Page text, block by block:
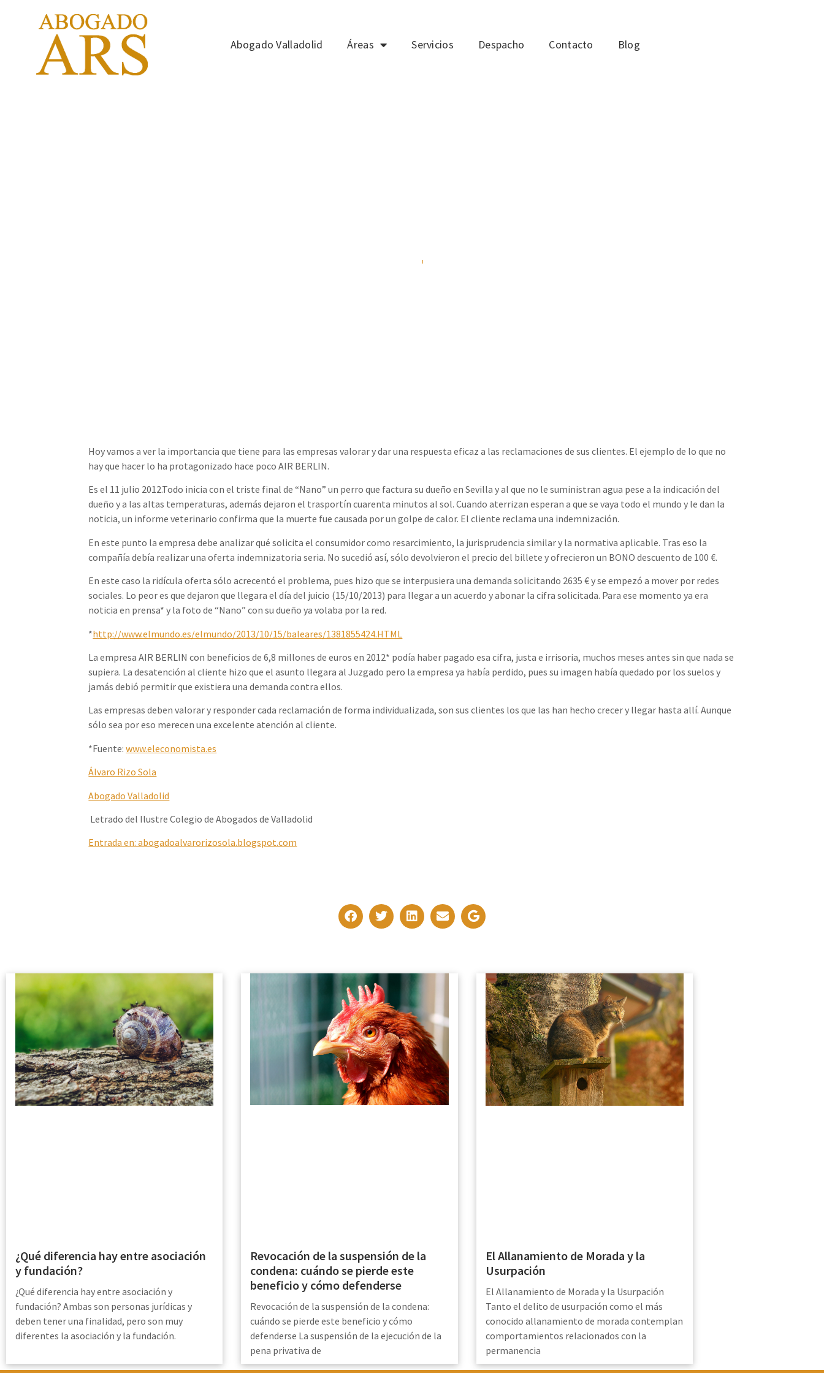
Abogado Valladolid Áreas Servicios Despacho Contacto Blog
Hoy vamos a ver la importancia que tiene para las empresas valorar y dar una respuesta eficaz a las reclamaciones de sus clientes. El ejemplo de lo que no
hay que hacer lo ha protagonizado hace poco AIR BERLIN.
Es el 11 julio 2012.Todo inicia con el triste final de “Nano” un perro que factura su dueño en Sevilla y al que no le suministran agua pese a la indicación del
dueño y a las altas temperaturas, además dejaron el trasportín cuarenta minutos al sol. Cuando aterrizan esperan a que se vaya todo el mundo y le dan la
noticia, un informe veterinario confirma que la muerte fue causada por un golpe de calor. El cliente reclama una indemnización.
En este punto la empresa debe analizar qué solicita el consumidor como resarcimiento, la jurisprudencia similar y la normativa aplicable. Tras eso la
compañía debía realizar una oferta indemnizatoria seria. No sucedió así, sólo devolvieron el precio del billete y ofrecieron un BONO descuento de 100 €.
En este caso la ridícula oferta sólo acrecentó el problema, pues hizo que se interpusiera una demanda solicitando 2635 € y se empezó a mover por redes
sociales. Lo peor es que dejaron que llegara el día del juicio (15/10/2013) para llegar a un acuerdo y abonar la cifra solicitada. Para ese momento ya era
noticia en prensa* y la foto de “Nano” con su dueño ya volaba por la red.
*http://www.elmundo.es/elmundo/2013/10/15/baleares/1381855424.HTML
La empresa AIR BERLIN con beneficios de 6,8 millones de euros en 2012* podía haber pagado esa cifra, justa e irrisoria, muchos meses antes sin que nada se
supiera. La desatención al cliente hizo que el asunto llegara al Juzgado pero la empresa ya había perdido, pues su imagen había quedado por los suelos y
jamás debió permitir que existiera una demanda contra ellos.
Las empresas deben valorar y responder cada reclamación de forma individualizada, son sus clientes los que las han hecho crecer y llegar hasta allí. Aunque
sólo sea por eso merecen una excelente atención al cliente.
*Fuente:www.eleconomista.es
Álvaro Rizo Sola
Abogado Valladolid
Letrado del Ilustre Colegio de Abogados de Valladolid
Entrada en: abogadoalvarorizosola.blogspot.com
¿Qué diferencia hay entre asociación
y fundación?
¿Qué diferencia hay entre asociación y
fundación? Ambas son personas jurídicas y
deben tener una finalidad, pero son muy
diferentes la asociación y la fundación.
Revocación de la suspensión de la
condena: cuándo se pierde este
beneficio y cómo defenderse
Revocación de la suspensión de la condena:
cuándo se pierde este beneficio y cómo
defenderse La suspensión de la ejecución de la
pena privativa de
El Allanamiento de Morada y la
Usurpación
El Allanamiento de Morada y la Usurpación
Tanto el delito de usurpación como el más
conocido allanamiento de morada contemplan
comportamientos relacionados con la
permanencia